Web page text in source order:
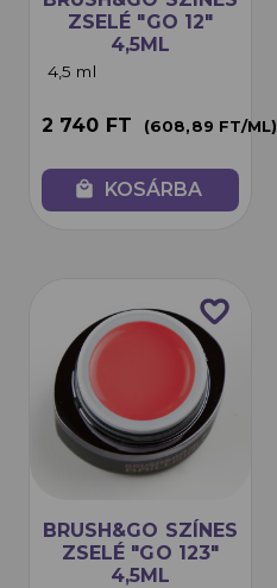
ZSELÉ "GO 12"
4,5ML
4,5 ml
2 740 FT (608,89 FT/ML)
local_mall KOSÁRBA
favorite_border
BRUSH&GO SZÍNES
ZSELÉ "GO 123"
4,5ML